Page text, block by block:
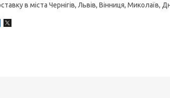
в міста Чернігів, Львів, Вінниця, Миколаїв,